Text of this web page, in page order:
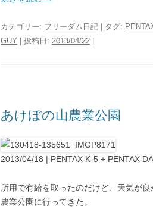
カテゴリー: フリーダム日記 | タグ:
GUY | 投稿日: 2013/04/22
あけぼの山農業公園
2013/04/18 | PENTAX K-5 + PENTAX
所用で有給を取ったのだけど、天気が
農業公園に行ってきた。